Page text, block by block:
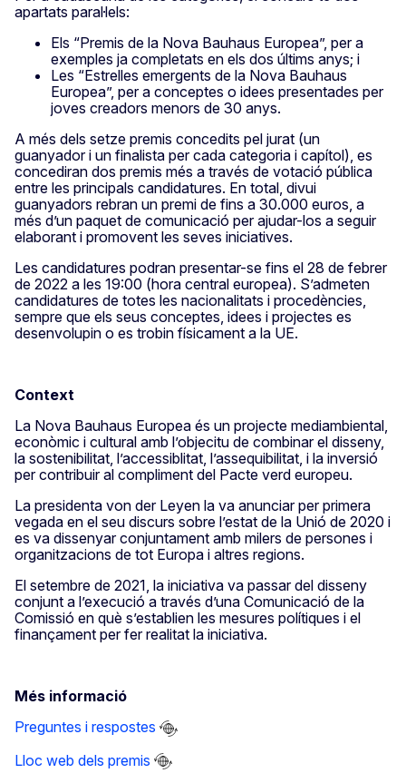
apartats paral·lels:
Els “Premis de la Nova Bauhaus Europea”, per a
exemples ja completats en els dos últims anys; i
Les “Estrelles emergents de la Nova Bauhaus
Europea”, per a conceptes o idees presentades per
joves creadors menors de 30 anys.
A més dels setze premis concedits pel jurat (un
guanyador i un finalista per cada categoria i capítol), es
concediran dos premis més a través de votació pública
entre les principals candidatures. En total, divui
guanyadors rebran un premi de fins a 30.000 euros, a
més d’un paquet de comunicació per ajudar-los a seguir
elaborant i promovent les seves iniciatives.
Les candidatures podran presentar-se fins el 28 de febrer
de 2022 a les 19:00 (hora central europea). S’admeten
candidatures de totes les nacionalitats i procedències,
sempre que els seus conceptes, idees i projectes es
desenvolupin o es trobin físicament a la UE.
Context
La Nova Bauhaus Europea és un projecte mediambiental,
econòmic i cultural amb l’objecitu de combinar el disseny,
la sostenibilitat, l’accessiblitat, l’assequibilitat, i la inversió
per contribuir al compliment del Pacte verd europeu.
La presidenta von der Leyen la va anunciar per primera
vegada en el seu discurs sobre l’estat de la Unió de 2020 i
es va dissenyar conjuntament amb milers de persones i
organitzacions de tot Europa i altres regions.
El setembre de 2021, la iniciativa va passar del disseny
conjunt a l’execució a través d’una Comunicació de la
Comissió en què s’establien les mesures polítiques i el
finançament per fer realitat la iniciativa.
Més informació
Preguntes i respostes
Lloc web dels premis